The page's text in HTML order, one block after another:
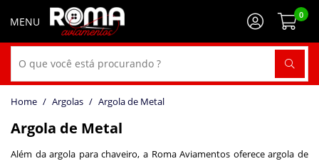
0
Argolas Argola de Metal
Argola de Metal
Além da argola para chaveiro, a Roma Aviamentos oferece argola de